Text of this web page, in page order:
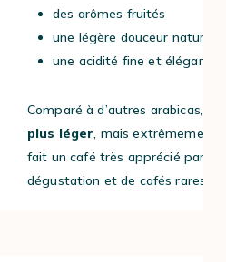
des arômes fruités
une légère douceur naturelle
une acidité fine et élégante
Comparé à d’autres arabicas, le
plus léger, mais extrêmement
fait un café très apprécié par les
dégustation et de cafés rares.